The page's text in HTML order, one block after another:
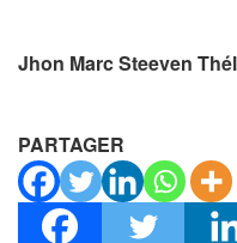
Jhon Marc Steeven Th
PARTAGER